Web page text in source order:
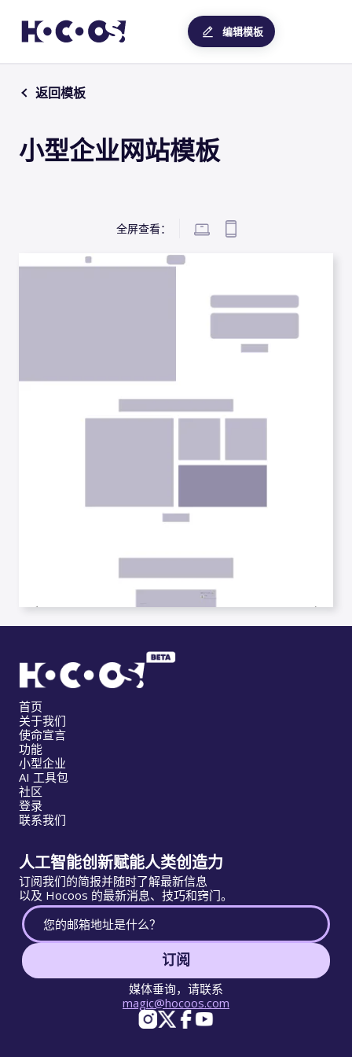
编辑模板
返回模板
小型企业网站模板
全屏查看：
首页
关于我们
使命宣言
功能
小型企业
AI 工具包
社区
登录
联系我们
人工智能创新赋能人类创造力
订阅我们的简报并随时了解最新信息
以及 Hocoos 的最新消息、技巧和窍门。
订阅
媒体垂询，请联系
magic@hocoos.com